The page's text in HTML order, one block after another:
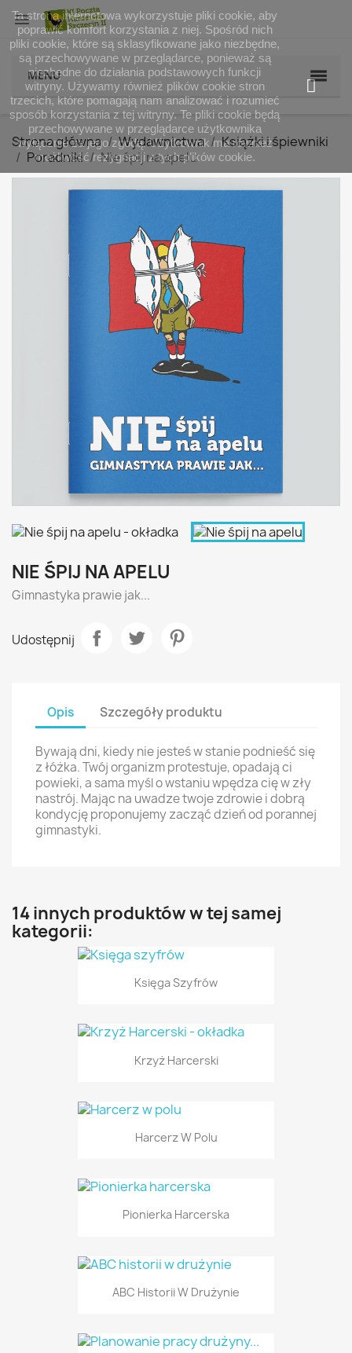
Ta strona internetowa wykorzystuje pliki cookie, aby
poprawić komfort korzystania z niej. Spośród nich
pliki cookie, które są sklasyfikowane jako niezbędne,
są przechowywane w przeglądarce, ponieważ są
niezbędne do działania podstawowych funkcji
witryny. Używamy również plików cookie stron
trzecich, które pomagają nam analizować i rozumieć
sposób korzystania z tej witryny. Te pliki cookie będą
przechowywane w przeglądarce użytkownika
wyłącznie za jego zgodą. Użytkownik ma również
możliwość rezygnacji z tych plików cookie.

MENU
Strona główna Wydawnictwa
Książki i śpiewniki
Poradniki
Nie śpij na apelu
NIE ŚPIJ NA APELU
Gimnastyka prawie jak...
Udostępnij
Opis Szczegóły produktu
Bywają dni, kiedy nie jesteś w stanie podnieść się
z łóżka. Twój organizm protestuje, opadają ci
powieki, a sama myśl o wstaniu wpędza cię w zły
nastrój. Mając na uwadze twoje zdrowie i dobrą
kondycję proponujemy zacząć dzień od porannej
gimnastyki.
14 innych produktów w tej samej
kategorii:
Księga Szyfrów
Krzyż Harcerski
Harcerz W Polu
Pionierka Harcerska
ABC Historii W Drużynie